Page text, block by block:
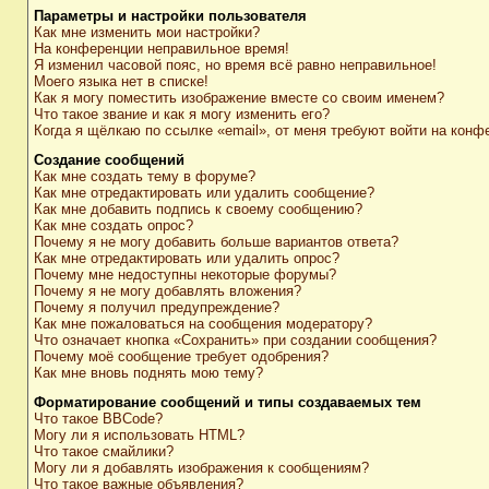
Параметры и настройки пользователя
Как мне изменить мои настройки?
На конференции неправильное время!
Я изменил часовой пояс, но время всё равно неправильное!
Моего языка нет в списке!
Как я могу поместить изображение вместе со своим именем?
Что такое звание и как я могу изменить его?
Когда я щёлкаю по ссылке «email», от меня требуют войти на
Создание сообщений
Как мне создать тему в форуме?
Как мне отредактировать или удалить сообщение?
Как мне добавить подпись к своему сообщению?
Как мне создать опрос?
Почему я не могу добавить больше вариантов ответа?
Как мне отредактировать или удалить опрос?
Почему мне недоступны некоторые форумы?
Почему я не могу добавлять вложения?
Почему я получил предупреждение?
Как мне пожаловаться на сообщения модератору?
Что означает кнопка «Сохранить» при создании сообщения?
Почему моё сообщение требует одобрения?
Как мне вновь поднять мою тему?
Форматирование сообщений и типы создаваемых тем
Что такое BBCode?
Могу ли я использовать HTML?
Что такое смайлики?
Могу ли я добавлять изображения к сообщениям?
Что такое важные объявления?